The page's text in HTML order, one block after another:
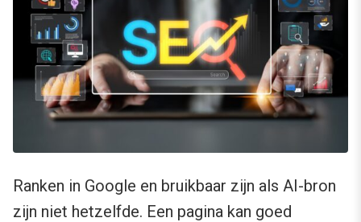
Ranken in Google en bruikbaar zijn als AI-bron
zijn niet hetzelfde. Een pagina kan goed